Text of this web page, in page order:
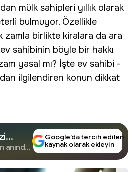
mülk sahipleri yıllık olarak
bulmuyor. Özellikle
zamla birlikte kiralara da ara
ev sahibinin böyle bir hakkı
yasal mı? İşte ev sahibi -
ilgilendiren konun dikkat
anında
Google’da tercih edilen
kaynak olarak ekleyin